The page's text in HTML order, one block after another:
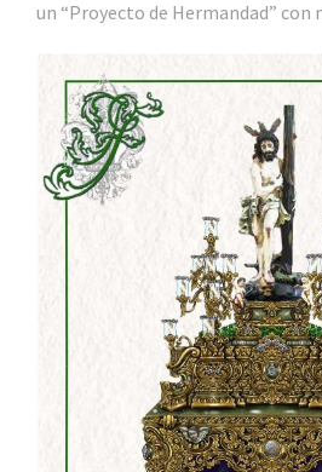
un “Proyecto de Hermandad” con